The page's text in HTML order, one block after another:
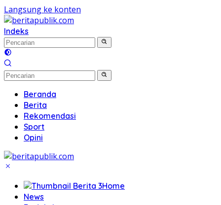
Langsung ke konten
Indeks
Beranda
Berita
Rekomendasi
Sport
Opini
Home
News